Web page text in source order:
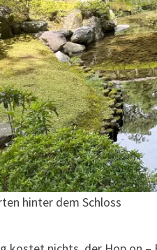
hinter dem Schloss